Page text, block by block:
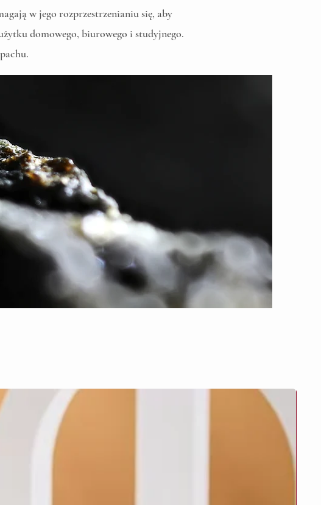
w jego rozprzestrzenianiu się, aby
domowego, biurowego i studyjnego.